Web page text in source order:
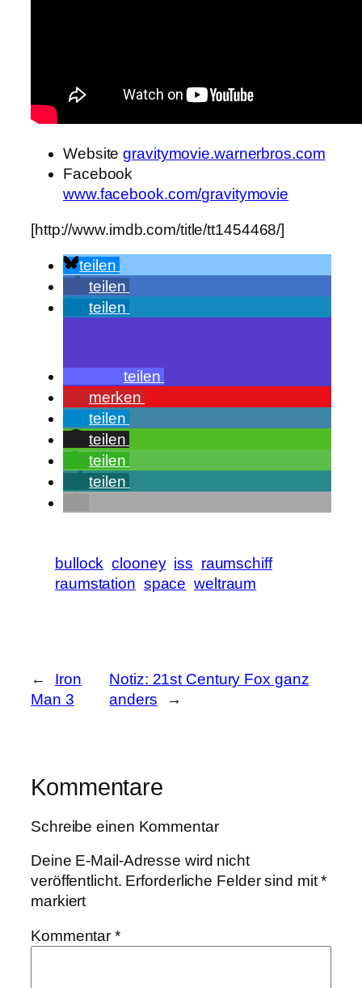
Websitegravitymovie.warnerbros.com
Facebook
www.facebook.com/gravitymovie
[http://www.imdb.com/title/tt1454468/]
teilen
teilen
teilen
teilen
merken
teilen
teilen
teilen
teilen
bullock clooney iss raumschiff
raumstation space weltraum
←
Iron
Man 3
Notiz: 21st Century Fox ganz
anders
→
Kommentare
Schreibe einen Kommentar
Deine E-Mail-Adresse wird nicht
veröffentlicht. Erforderliche Felder sind mit*
markiert
Kommentar*